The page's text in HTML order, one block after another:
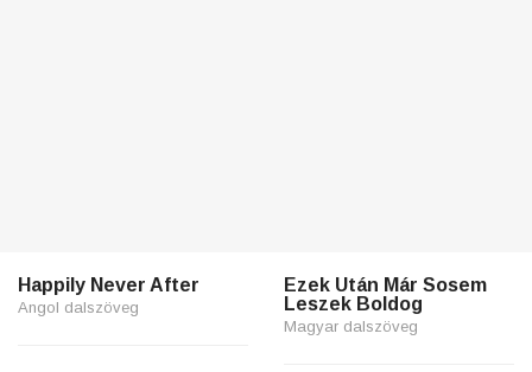
Happily Never After
Angol dalszöveg
Ezek Után Már Sosem
Leszek Boldog
Magyar dalszöveg